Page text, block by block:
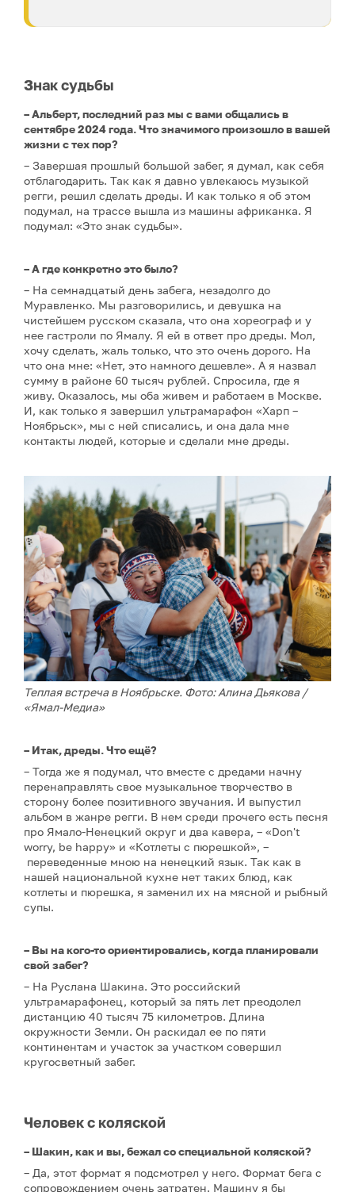
Знак судьбы
– Альберт, последний раз мы с вами общались в
сентябре 2024 года. Что значимого произошло в вашей
жизни с тех пор?
– Завершая прошлый большой забег, я думал, как себя
отблагодарить. Так как я давно увлекаюсь музыкой
регги, решил сделать дреды. И как только я об этом
подумал, на трассе вышла из машины африканка. Я
подумал: «Это знак судьбы».
– А где конкретно это было?
– На семнадцатый день забега, незадолго до
Муравленко. Мы разговорились, и девушка на
чистейшем русском сказала, что она хореограф и у
нее гастроли по Ямалу. Я ей в ответ про дреды. Мол,
хочу сделать, жаль только, что это очень дорого. На
что она мне: «Нет, это намного дешевле». А я назвал
сумму в районе 60 тысяч рублей. Спросила, где я
живу. Оказалось, мы оба живем и работаем в Москве.
И, как только я завершил ультрамарафон «Харп –
Ноябрьск», мы с ней списались, и она дала мне
контакты людей, которые и сделали мне дреды.
Теплая встреча в Ноябрьске. Фото: Алина Дьякова /
«Ямал-Медиа»
– Итак, дреды. Что ещё?
– Тогда же я подумал, что вместе с дредами начну
перенаправлять свое музыкальное творчество в
сторону более позитивного звучания. И выпустил
альбом в жанре регги. В нем среди прочего есть песня
про Ямало-Ненецкий округ и два кавера, – «Don't
worry, be happy» и «Котлеты с пюрешкой», –
переведенные мною на ненецкий язык. Так как в
нашей национальной кухне нет таких блюд, как
котлеты и пюрешка, я заменил их на мясной и рыбный
супы.
– Вы на кого-то ориентировались, когда планировали
свой забег?
– На Руслана Шакина. Это российский
ультрамарафонец, который за пять лет преодолел
дистанцию 40 тысяч 75 километров. Длина
окружности Земли. Он раскидал ее по пяти
континентам и участок за участком совершил
кругосветный забег.
Человек с коляской
– Шакин, как и вы, бежал со специальной коляской?
– Да, этот формат я подсмотрел у него. Формат бега с
сопровождением очень затратен. Машину я бы